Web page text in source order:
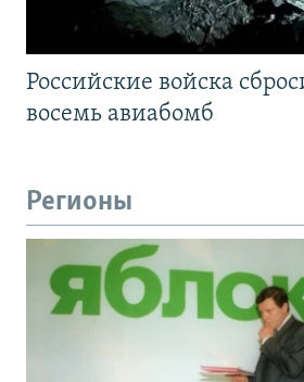
Российские войска
восемь авиабомб
Регионы